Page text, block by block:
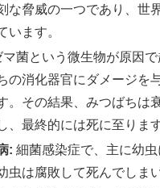
な脅威の一つであり、世
います。
マ菌という微生物が原因
の消化器官にダメージを
。その結果、みつばちは
、最終的には死に至ります
: 細菌感染症で、主に幼虫
虫は腐敗して死んでしま